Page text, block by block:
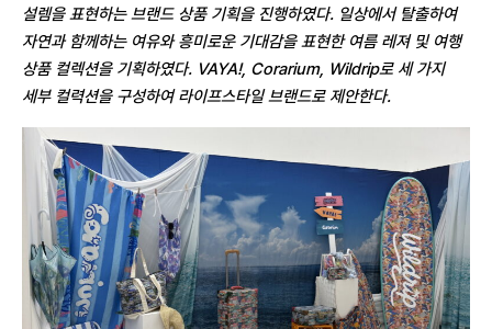
설렘을 표현하는 브랜드 상품 기획을 진행하였다. 일상에서 탈출하여
자연과 함께하는 여유와 흥미로운 기대감을 표현한 여름 레져 및 여행
상품 컬렉션을 기획하였다. VAYA!, Corarium, Wildrip로 세 가지
세부 컬력션을 구성하여 라이프스타일 브랜드로 제안한다.